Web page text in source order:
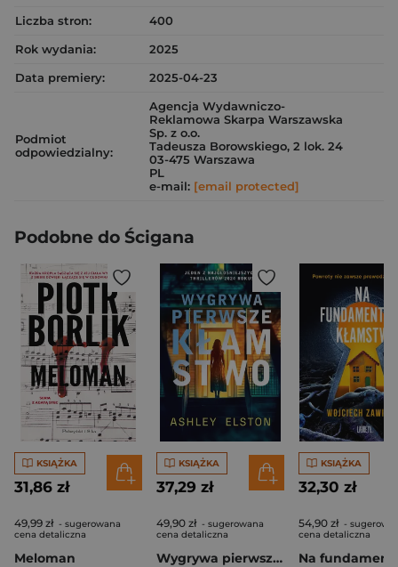
Liczba stron:
400
Rok wydania:
2025
Data premiery:
2025-04-23
Podmiot
odpowiedzialny:
Agencja Wydawniczo-
Reklamowa Skarpa Warszawska
Sp. z o.o.
Tadeusza Borowskiego, 2 lok. 24
03-475 Warszawa
PL
e-mail: [email protected]
Podobne do Ścigana
KSIĄŻKA
31,86 zł
49,99 zł - sugerowana
cena detaliczna
Meloman
KSIĄŻKA
37,29 zł
49,90 zł - sugerowana
cena detaliczna
Wygrywa pierwsze kłamstwo
KSIĄŻKA
32,30 zł
54,90 zł -
cena detaliczna